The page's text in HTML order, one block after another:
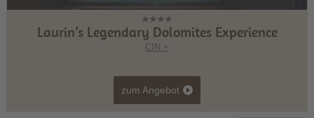
Laurin’s Legendary Dolomites Experience
CIN +
zum Angebot